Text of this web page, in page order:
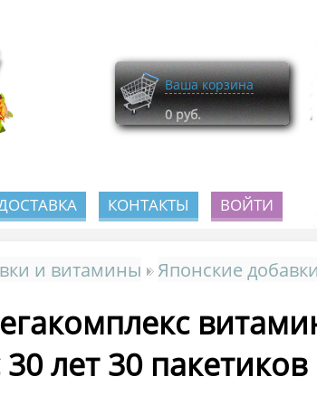
Ваша корзина
0 руб.
КОНТАКТЫ ВОЙТИ
и витамины Японские
лет 30 пакетиков